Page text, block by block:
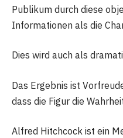
Publikum durch diese
Informationen als die
Dies wird auch als
Das Ergebnis ist
dass die Figur die
Alfred Hitchcock ist ein